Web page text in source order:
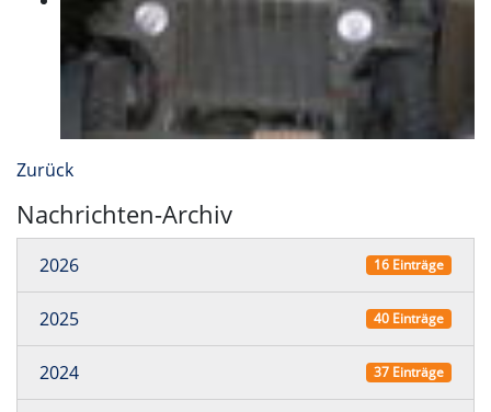
Zurück
Nachrichten-Archiv
2026 16 Einträge
2025 40 Einträge
2024 37 Einträge